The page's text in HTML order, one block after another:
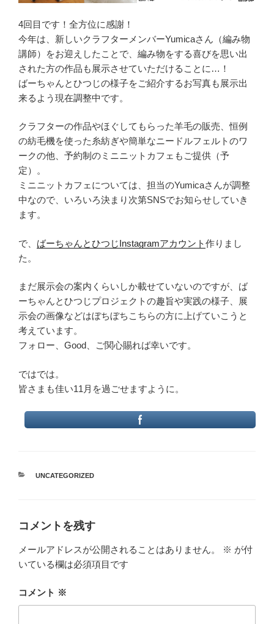
4回目です！全方位に感謝！
今年は、新しいクラフターメンバーYumicaさん（編み物
講師）をお迎えしたことで、編み物をする喜びを思い出
された方の作品も展示させていただけることに…！
ばーちゃんとひつじの様子をご紹介するお写真も展示出
来るよう現在調整中です。
クラフターの作品やほぐしてもらった羊毛の販売、恒例
の紡毛機を使った糸紡ぎや簡単なニードルフェルトのワ
ークの他、予約制のミニニットカフェもご提供（予
定）。
ミニニットカフェについては、担当のYumicaさんが調整
中なので、いろいろ決まり次第SNSでお知らせしていき
ます。
で、 ばーちゃんとひつじInstagramアカウント作りまし
た。
まだ展示会の案内くらいしか載せていないのですが、ば
ーちゃんとひつじプロジェクトの趣旨や実践の様子、展
示会の画像などはぼちぼちこちらの方に上げていこうと
考えています。
フォロー、Good、ご関心賜れば幸いです。
ではでは。
皆さまも佳い11月を過ごせますように。
カ
UNCATEGORIZED
コメントを残す
メールアドレスが公開されることはありません。 ※ が付
いている欄は必須項目です
コメント ※